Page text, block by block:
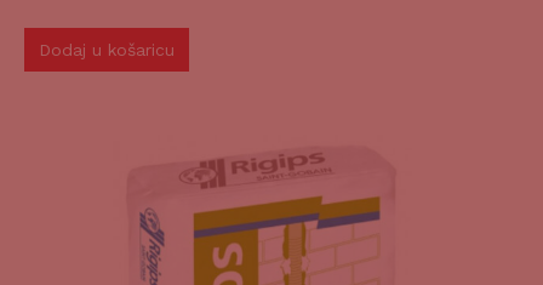
Dodaj u košaricu